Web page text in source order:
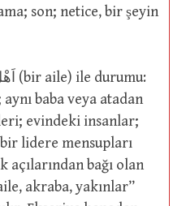
son; netice, bir şeyin
baba veya atadan
evindeki insanlar;
lidere mensupları
bağı olan
akraba, yakınlar”